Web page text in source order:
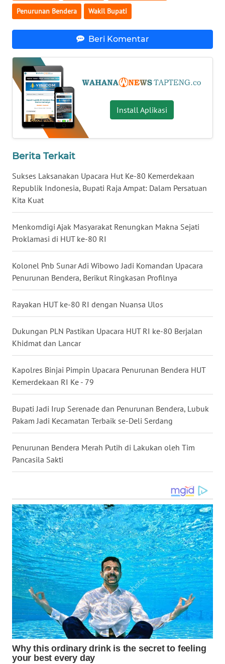
Penurunan Bendera Wakil Bupati
Beri Komentar
Install Aplikasi
Berita Terkait
Sukses Laksanakan Upacara Hut Ke-80 Kemerdekaan
Republik Indonesia, Bupati Raja Ampat: Dalam Persatuan
Kita Kuat
Menkomdigi Ajak Masyarakat Renungkan Makna Sejati
Proklamasi di HUT ke-80 RI
Kolonel Pnb Sunar Adi Wibowo Jadi Komandan Upacara
Penurunan Bendera, Berikut Ringkasan Profilnya
Rayakan HUT ke-80 RI dengan Nuansa Ulos
Dukungan PLN Pastikan Upacara HUT RI ke-80 Berjalan
Khidmat dan Lancar
Kapolres Binjai Pimpin Upacara Penurunan Bendera HUT
Kemerdekaan RI Ke - 79
Bupati Jadi Irup Serenade dan Penurunan Bendera, Lubuk
Pakam Jadi Kecamatan Terbaik se-Deli Serdang
Penurunan Bendera Merah Putih di Lakukan oleh Tim
Pancasila Sakti
WN
KALTARA
WN
KALSEL
WN
KALTIM
WN
GORONTALO
WN
DAIRI
WN
DANAU
TOBA
WN
NIAS
LANGKAT
SELATAN
WN
TANJUNG
LESUNG
WN
KARO
WN
SIMALUNGUN
WN
LABUHANBATU